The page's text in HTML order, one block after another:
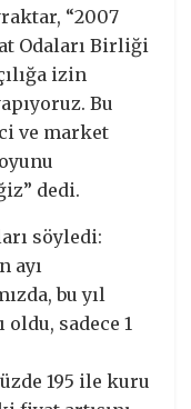
“2007
Odaları Birliği
izin
Bu
ve market
dedi.
söyledi:
ayı
bu yıl
sadece 1
195 ile kuru